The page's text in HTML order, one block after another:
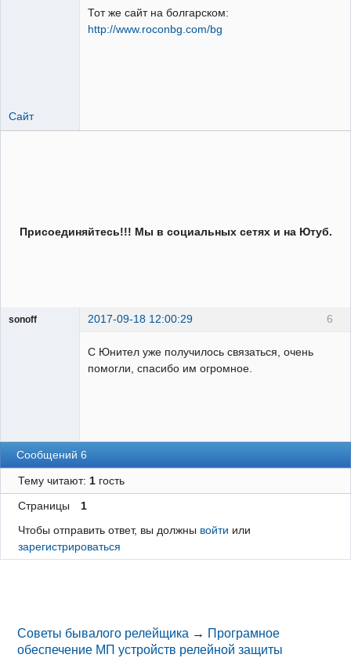
Тот же сайт на болгарском:
http://www.roconbg.com/bg
Сайт
Присоединяйтесь!!! Мы в социальных сетях и на Ютуб.
6
sonoff 2017-09-18 12:00:29
C Юнител уже получилось связаться, очень
помогли, спасибо им огромное.
Сообщений 6
Тему читают: 1гость
Страницы
1
Чтобы отправить ответ, вы должны войти или
зарегистрироваться
Советы бывалого релейщика → Програмное
обеспечение МП устройств релейной защиты